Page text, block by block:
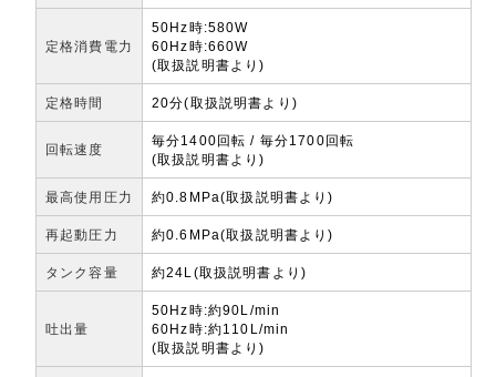
定格消費電力
50Hz時:580W
60Hz時:660W
(取扱説明書より)
定格時間 20分(取扱説明書より)
回転速度
毎分1400回転 / 毎分1700回転
(取扱説明書より)
最高使用圧力 約0.8MPa(取扱説明書より)
再起動圧力 約0.6MPa(取扱説明書より)
タンク容量 約24L(取扱説明書より)
吐出量
50Hz時:約90L/min
60Hz時:約110L/min
(取扱説明書より)